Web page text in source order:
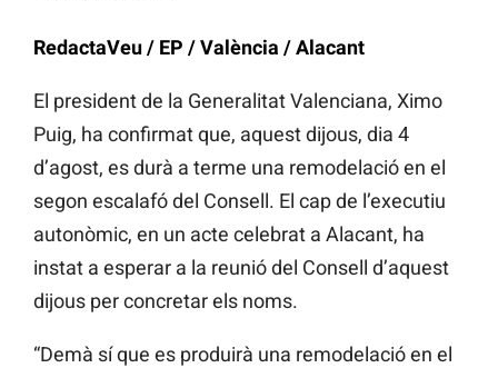
RedactaVeu / EP / València / Alacant
El president de la Generalitat Valenciana, Ximo
Puig, ha confirmat que, aquest dijous, dia 4
d’agost, es durà a terme una remodelació en el
segon escalafó del Consell. El cap de l’executiu
autonòmic, en un acte celebrat a Alacant, ha
instat a esperar a la reunió del Consell d’aquest
dijous per concretar els noms.
“Demà sí que es produirà una remodelació en el